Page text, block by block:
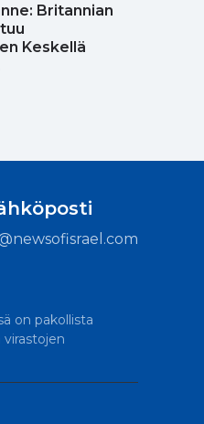
Britannian
Keskellä
on pakollista